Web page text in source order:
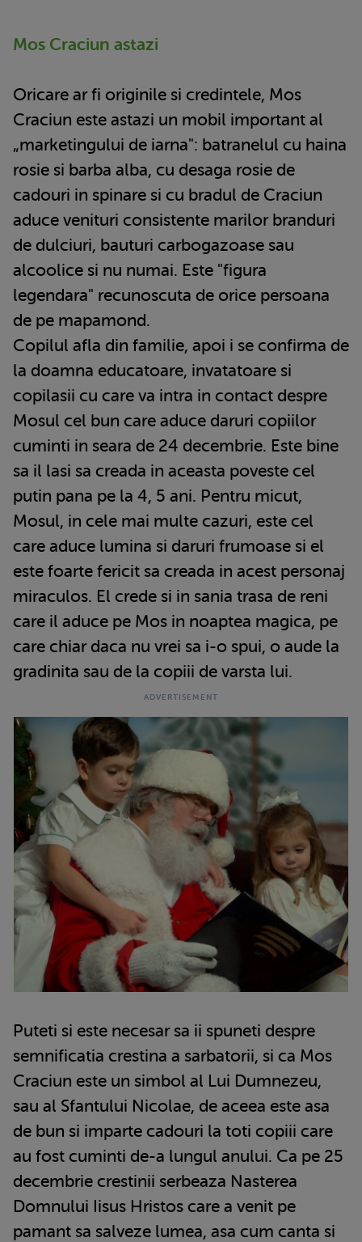
Mos Craciun astazi
Oricare ar fi originile si credintele, Mos
Craciun este astazi un mobil important al
„marketingului de iarna": batranelul cu haina
rosie si barba alba, cu desaga rosie de
cadouri in spinare si cu bradul de Craciun
aduce venituri consistente marilor branduri
de dulciuri, bauturi carbogazoase sau
alcoolice si nu numai. Este "figura
legendara" recunoscuta de orice persoana
de pe mapamond.
Copilul afla din familie, apoi i se confirma de
la doamna educatoare, invatatoare si
copilasii cu care va intra in contact despre
Mosul cel bun care aduce daruri copiilor
cuminti in seara de 24 decembrie. Este bine
sa il lasi sa creada in aceasta poveste cel
putin pana pe la 4, 5 ani. Pentru micut,
Mosul, in cele mai multe cazuri, este cel
care aduce lumina si daruri frumoase si el
este foarte fericit sa creada in acest personaj
miraculos. El crede si in sania trasa de reni
care il aduce pe Mos in noaptea magica, pe
care chiar daca nu vrei sa i-o spui, o aude la
gradinita sau de la copiii de varsta lui.
Puteti si este necesar sa ii spuneti despre
semnificatia crestina a sarbatorii, si ca Mos
Craciun este un simbol al Lui Dumnezeu,
sau al Sfantului Nicolae, de aceea este asa
de bun si imparte cadouri la toti copiii care
au fost cuminti de-a lungul anului. Ca pe 25
decembrie crestinii serbeaza Nasterea
Domnului Iisus Hristos care a venit pe
pamant sa salveze lumea, asa cum canta si